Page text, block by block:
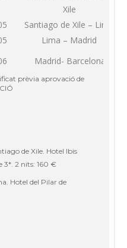
Xile
Santiago de Xile – Lima
Lima – Madrid
Madrid- Barcelona
prèvia aprovació de
de Xile. Hotel Ibis
3*. 2 nits: 160 €
Hotel del Pilar de